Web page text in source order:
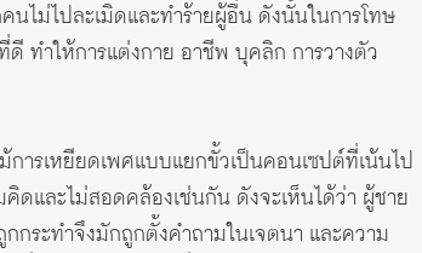
ไม่ไปละเมิดและทำร้ายผู้อื่น ดังนั้นในการโทษ
ทำให้การแต่งกาย อาชีพ บุคลิก การวางตัว
ารเหยียดเพศแบบแยกขั้วเป็นคอนเซปต์ที่เน้นไป
และไม่สอดคล้องเช่นกัน ดังจะเห็นได้ว่า ผู้ชาย
กระทำจึงมักถูกตั้งคำถามในเจตนา และความ